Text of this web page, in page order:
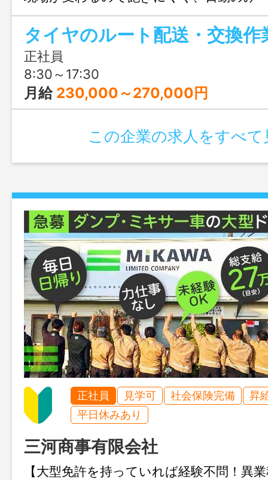
とまった休みで、家族との時間もしっか
タイヤのルート配送・交換作
正社員
8:30～17:30
月給 230,000～270,000円
この企業の求人をすべて
正社員 見学可 社会保険完備
昇
平日休みあり
三河商事有限会社
【大型免許を持っていれば経験不問！異